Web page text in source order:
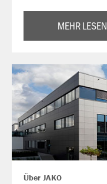
MEHR LESEN
Über JAKO